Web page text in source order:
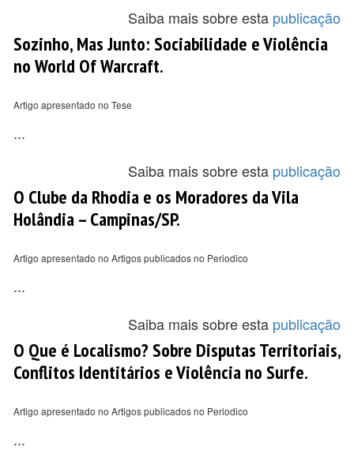
Saiba mais sobre esta publicação
Sozinho, Mas Junto: Sociabilidade e Violência
no World Of Warcraft.
Artigo apresentado no Tese
...
Saiba mais sobre esta publicação
O Clube da Rhodia e os Moradores da Vila
Holândia – Campinas/SP.
Artigo apresentado no Artigos publicados no Periodico
...
Saiba mais sobre esta publicação
O Que é Localismo? Sobre Disputas Territoriais,
Conflitos Identitários e Violência no Surfe.
Artigo apresentado no Artigos publicados no Periodico
...